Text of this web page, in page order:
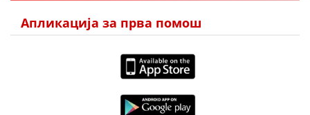
Апликација за прва помош